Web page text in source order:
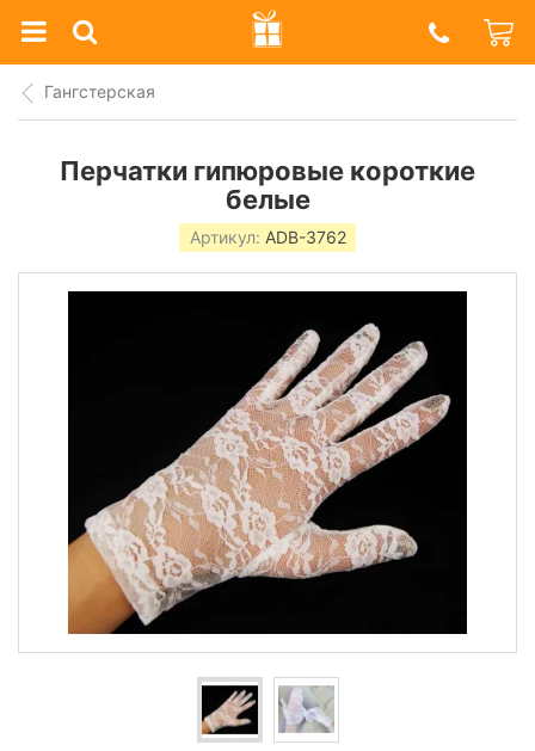
Prazdnik
Shop
Гангстерская
Перчатки гипюровые короткие
белые
Артикул: ADB-3762